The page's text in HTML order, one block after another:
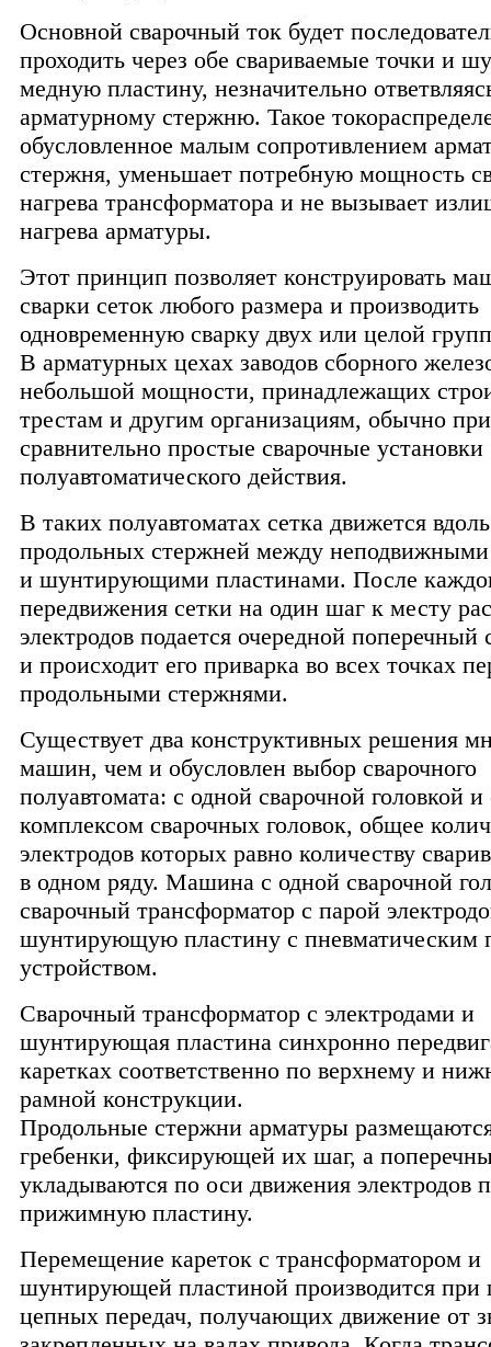
Основной сварочный ток будет
проходить через обе свариваемые точки и
медную пластину, незначительно
арматурному стержню. Такое
обусловленное малым сопротивлением
стержня, уменьшает потребную мощность
нагрева трансформатора и не вызывает
нагрева арматуры.
Этот принцип позволяет конструировать
сварки сеток любого размера и производить
одновременную сварку двух или целой
В арматурных цехах заводов сборного
небольшой мощности, принадлежащих
трестам и другим организациям, обычно
сравнительно простые сварочные установки
полуавтоматического действия.
В таких полуавтоматах сетка движется
продольных стержней между неподвижными
и шунтирующими пластинами. После
передвижения сетки на один шаг к месту
электродов подается очередной поперечный
и происходит его приварка во всех точках
продольными стержнями.
Существует два конструктивных решения
машин, чем и обусловлен выбор сварочного
полуавтомата: с одной сварочной головкой и
комплексом сварочных головок, общее
электродов которых равно количеству
в одном ряду. Машина с одной сварочной
сварочный трансформатор с парой
шунтирующую пластину с
устройством.
Сварочный трансформатор с электродами и
шунтирующая пластина синхронно
каретках соответственно по верхнему и
рамной конструкции.
Продольные стержни арматуры
гребенки, фиксирующей их шаг, а
укладываются по оси движения электродов
прижимную пластину.
Перемещение кареток с трансформатором и
шунтирующей пластиной производится
цепных передач, получающих движение от